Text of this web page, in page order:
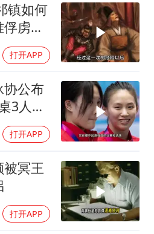
镇如何
虏生
打开APP
协公布
3人下
打开APP
冥王
打开APP